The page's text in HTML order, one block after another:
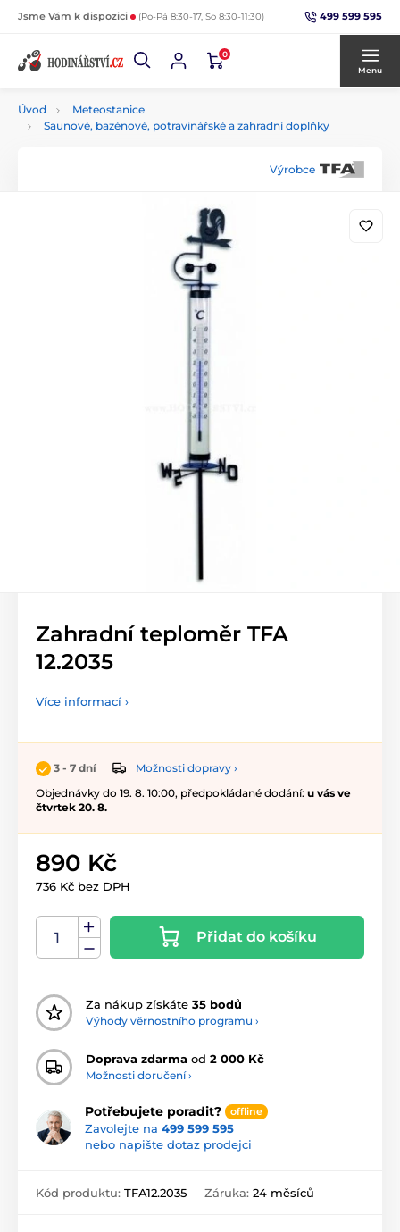
Jsme Vám k dispozici (Po-Pá 8:30-17, So 8:30-11:30) 499 599 595
0
Menu
Úvod
Meteostanice
Saunové, bazénové, potravinářské a zahradní doplňky
Výrobce
Zahradní teploměr TFA
12.2035
Více informací ›
3 - 7 dní
Možnosti dopravy ›
Objednávky do 19. 8. 10:00, předpokládané dodání: u vás ve
čtvrtek 20. 8.
890 Kč
736 Kč bez DPH
Přidat do košíku
Za nákup získáte 35 bodů
Výhody věrnostního programu ›
Doprava zdarma od 2 000 Kč
Možnosti doručení ›
Potřebujete poradit? offline
Zavolejte na 499 599 595
nebo napište dotaz prodejci
Kód produktu: TFA12.2035 Záruka: 24 měsíců